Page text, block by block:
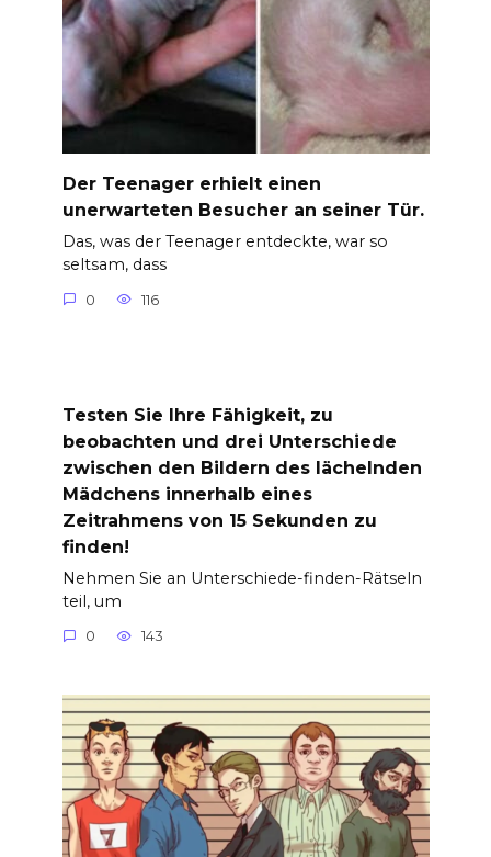
Der Teenager erhielt einen
unerwarteten Besucher an seiner Tür.
Das, was der Teenager entdeckte, war so
seltsam, dass
0 116
Testen Sie Ihre Fähigkeit, zu
beobachten und drei Unterschiede
zwischen den Bildern des lächelnden
Mädchens innerhalb eines
Zeitrahmens von 15 Sekunden zu
finden!
Nehmen Sie an Unterschiede-finden-Rätseln
teil, um
0 143